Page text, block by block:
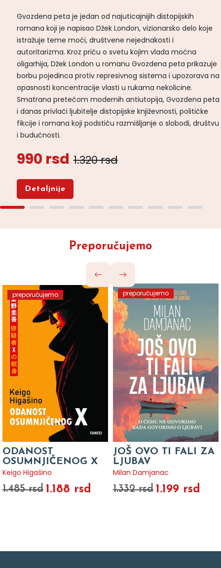
Gvozdena peta je jedan od najuticajnijih distopijskih
romana koji je napisao Džek London, vizionarsko delo koje
istražuje teme moći, društvene nejednakosti i
autoritarizma. Kroz priču o svetu kojim vlada moćna
oligarhija, Džek London u romanu Gvozdena peta prikazuje
borbu pojedinca protiv represivnog sistema i upozorava na
opasnosti koncentracije vlasti u rukama nekolicine.
Smatrana pretečom modernih antiutopija, Gvozdena peta
i danas privlači ljubitelje distopijske književnosti, političke
fikcije i romana koji podstiču razmišljanje o slobodi, društvu
i budućnosti.
990 rsd 1.320 rsd
Detaljnije
Preporučujemo
preporučujemo
ODANOST
OSUMNJIČENOG X
Keigo Higašino
1.485 rsd 1.188 rsd
preporučujemo
JOŠ OVO TI FALI ZA
LJUBAV
Milan Damjanac
1.332 rsd 1.199 rsd